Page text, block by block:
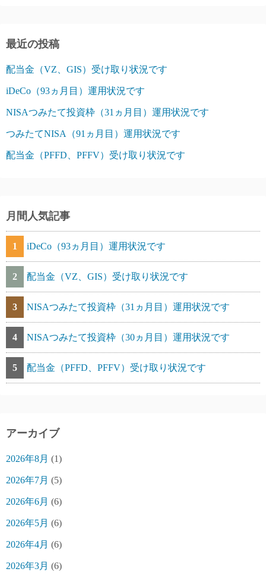
最近の投稿
配当金（VZ、GIS）受け取り状況です
iDeCo（93ヵ月目）運用状況です
NISAつみたて投資枠（31ヵ月目）運用状況です
つみたてNISA（91ヵ月目）運用状況です
配当金（PFFD、PFFV）受け取り状況です
月間人気記事
1 iDeCo（93ヵ月目）運用状況です
2 配当金（VZ、GIS）受け取り状況です
3 NISAつみたて投資枠（31ヵ月目）運用状況です
4 NISAつみたて投資枠（30ヵ月目）運用状況です
5 配当金（PFFD、PFFV）受け取り状況です
アーカイブ
2026年8月 (1)
2026年7月 (5)
2026年6月 (6)
2026年5月 (6)
2026年4月 (6)
2026年3月 (6)